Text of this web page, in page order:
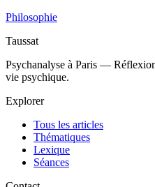
Philosophie
Taussat
Psychanalyse à Paris —
vie psychique.
Explorer
Tous les articles
Thématiques
Lexique
Séances